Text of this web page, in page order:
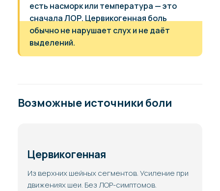
есть насморк или температура — это
сначала ЛОР. Цервикогенная боль
обычно не нарушает слух и не даёт
выделений.
Возможные источники боли
Цервикогенная
Из верхних шейных сегментов. Усиление при
движениях шеи. Без ЛОР-симптомов.